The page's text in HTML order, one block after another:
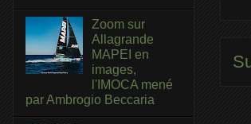
Zoom sur
Allagrande
MAPEI en
images,
l'IMOCA mené
par Ambrogio Beccaria